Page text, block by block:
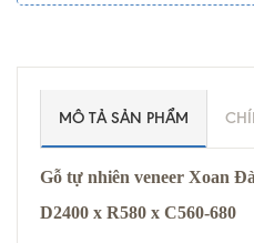
MÔ TẢ SẢN PHẨM
Gỗ tự nhiên veneer Xoan
D2400 x R580 x C560-680